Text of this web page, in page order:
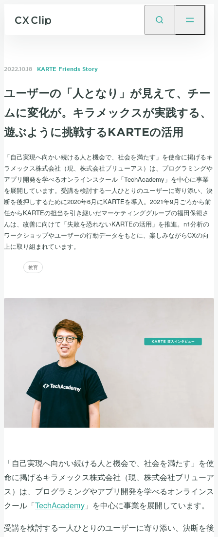
2022.10.18 KARTE Friends Story
ユーザーの「人となり」が見えて、チー
ムに変化が。キラメックスが実践する、
遊ぶように挑戦するKARTEの活用
「自己実現へ向かい続ける人と機会で、社会を満たす」を使命に掲げるキ
ラメックス株式会社（現、株式会社ブリューアス）は、プログラミングや
アプリ開発を学べるオンラインスクール「TechAcademy」を中心に事業
を展開しています。受講を検討する一人ひとりのユーザーに寄り添い、決
断を後押しするために2020年6月にKARTEを導入。2021年9月ごろから前
任からKARTEの担当を引き継いだマーケティンググループの福田保範さ
んは、改善に向けて「失敗を恐れないKARTEの活用」を推進。n1分析の
ワークショップやユーザーの行動データをもとに、楽しみながらCXの向
上に取り組まれています。
教育
「自己実現へ向かい続ける人と機会で、社会を満たす」を使
命に掲げるキラメックス株式会社（現、株式会社ブリューア
ス）は、プログラミングやアプリ開発を学べるオンラインス
クール「TechAcademy 」を中心に事業を展開しています。
受講を検討する一人ひとりのユーザーに寄り添い、決断を後